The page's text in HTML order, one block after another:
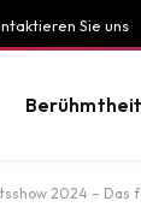
Sie uns
Berühmtheit
2024 –